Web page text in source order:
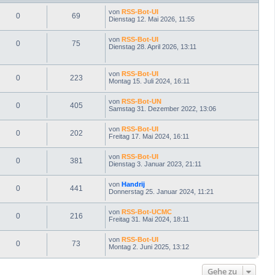
0 69 von RSS-Bot-UI
Dienstag 12. Mai 2026, 11:55
0 75 von RSS-Bot-UI
Dienstag 28. April 2026, 13:11
0 223 von RSS-Bot-UI
Montag 15. Juli 2024, 16:11
0 405 von RSS-Bot-UN
Samstag 31. Dezember 2022, 13:06
0 202 von RSS-Bot-UI
Freitag 17. Mai 2024, 16:11
0 381 von RSS-Bot-UI
Dienstag 3. Januar 2023, 21:11
0 441 von Handrij
Donnerstag 25. Januar 2024, 11:21
0 216 von RSS-Bot-UCMC
Freitag 31. Mai 2024, 18:11
0 73 von RSS-Bot-UI
Montag 2. Juni 2025, 13:12
Gehe zu